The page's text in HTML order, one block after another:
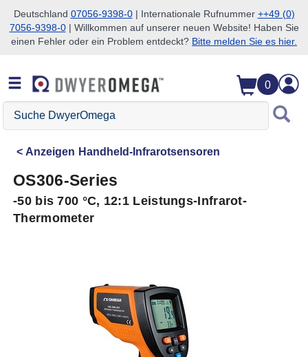
Zum Suchen überspringen
Zum Hauptinhalt überspringen
Zur Navigation überspringen
Deutschland 07056-9398-0| Internationale Rufnummer ++49 (0)
7056-9398-0| Willkommen auf unserer neuen Website! Haben Sie
einen Fehler oder ein Problem entdeckt? Bitte melden Sie es hier.
0
Suche
DwyerOmega
Anzeigen Handheld-Infrarotsensoren
OS306-Series
-50 bis 700 °C, 12:1 Leistungs-Infrarot-
Thermometer